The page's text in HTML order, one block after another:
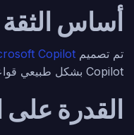
أساس الثقة
تم تصميم Copilot
Copilot بشكل طبيعي قواعد الأمان والخصوصية الخاصة بمؤسستك ، سواء كانت مصادقة ثنائية أو حدود امتثال أو ضمانات خصوصية.
القدرة على